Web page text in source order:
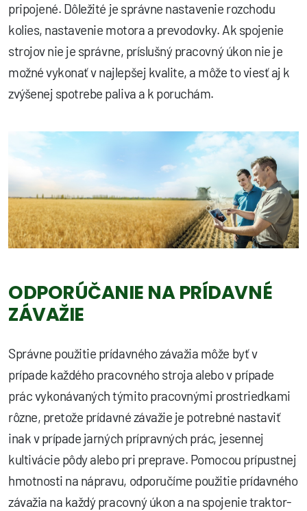
pripojené. Dôležité je správne nastavenie rozchodu
kolies, nastavenie motora a prevodovky. Ak spojenie
strojov nie je správne, príslušný pracovný úkon nie je
možné vykonať v najlepšej kvalite, a môže to viesť aj k
zvýšenej spotrebe paliva a k poruchám.
ODPORÚČANIE NA PRÍDAVNÉ
ZÁVAŽIE
Správne použitie prídavného závažia môže byť v
prípade každého pracovného stroja alebo v prípade
prác vykonávaných týmito pracovnými prostriedkami
rôzne, pretože prídavné závažie je potrebné nastaviť
inak v prípade jarných prípravných prác, jesennej
kultivácie pôdy alebo pri preprave. Pomocou prípustnej
hmotnosti na nápravu, odporučíme použitie prídavného
závažia na každý pracovný úkon a na spojenie traktor-